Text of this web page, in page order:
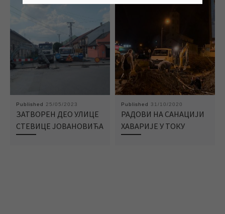
Published 25/05/2023
ЗАТВОРЕН ДЕО УЛИЦЕ
СТЕВИЦЕ ЈОВАНОВИЋА
Published 31/10/2020
РАДОВИ НА САНАЦИЈИ
ХАВАРИЈЕ У ТОКУ